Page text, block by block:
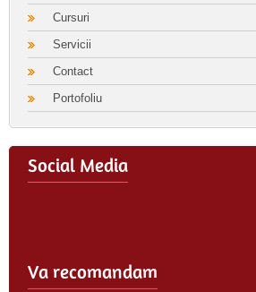
Cursuri
Servicii
Contact
Portofoliu
Social Media
Va recomandam